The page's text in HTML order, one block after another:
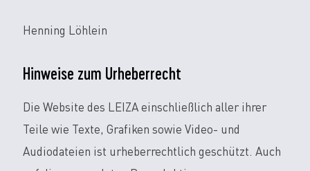
Henning Löhlein
Hinweise zum Urheberrecht
Die Website des LEIZA einschließlich aller ihrer
Teile wie Texte, Grafiken sowie Video- und
Audiodateien ist urheberrechtlich geschützt. Auch